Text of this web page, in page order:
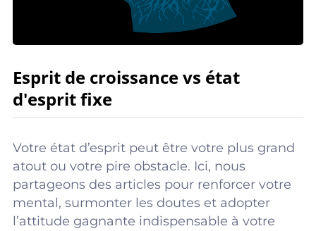
Esprit de croissance vs état
d'esprit fixe
Votre état d’esprit peut être votre plus grand
atout ou votre pire obstacle. Ici, nous
partageons des articles pour renforcer votre
mental, surmonter les doutes et adopter
l’attitude gagnante indispensable à votre